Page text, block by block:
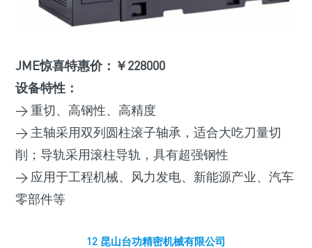
JME惊喜特惠价：￥228000
设备特性：
> 重切、高钢性、高精度
> 主轴采用双列圆柱滚子轴承，适合大吃刀量切
削；导轨采用滚柱导轨，具有超强钢性
> 应用于工程机械、风力发电、新能源产业、汽车
零部件等
12 昆山台功精密机械有限公司